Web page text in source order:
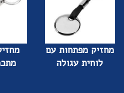
מחזיק מפתחות עם
לוחית עגולה